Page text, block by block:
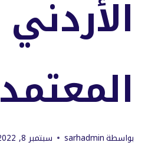
الأردني
المعتمد
بواسطةsarhadmin سبتمبر 8, 2022